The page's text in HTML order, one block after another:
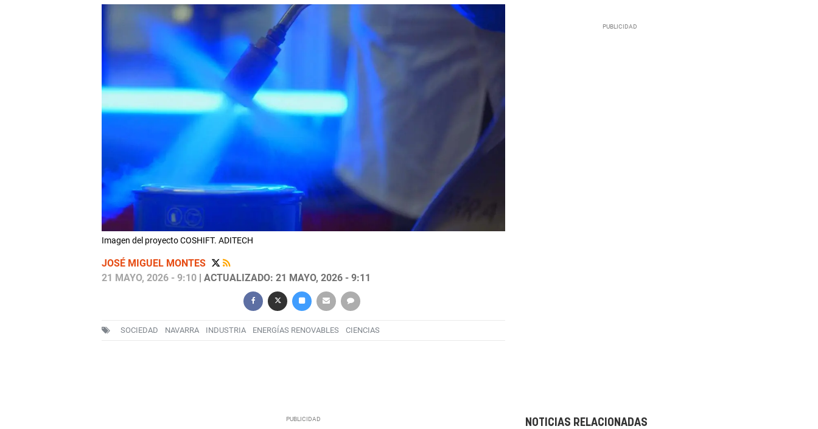
Imagen del proyecto COSHIFT. ADITECH
JOSÉ MIGUEL MONTES
21 MAYO, 2026 - 9:10| ACTUALIZADO: 21 MAYO, 2026 - 9:11
SOCIEDAD NAVARRA INDUSTRIA ENERGÍAS RENOVABLES CIENCIAS
NOTICIAS RELACIONADAS